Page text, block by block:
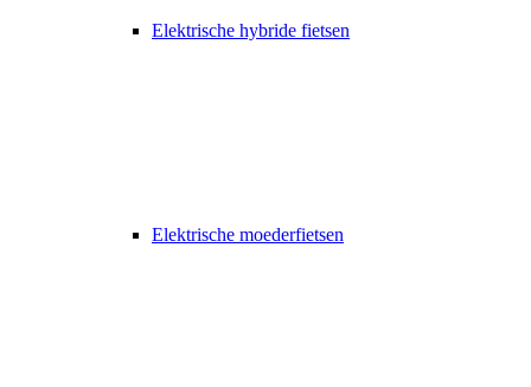
Elektrische hybride fietsen
Elektrische moederfietsen